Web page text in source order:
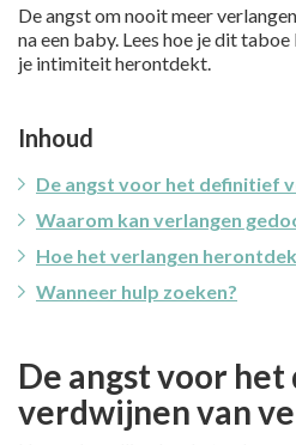
De angst om nooit meer
na een baby. Lees hoe je dit
je intimiteit herontdekt.
Inhoud
De angst voor het definitief
Waarom kan verlangen
Hoe het verlangen
Wanneer hulp zoeken?
De angst voor
verdwijnen van